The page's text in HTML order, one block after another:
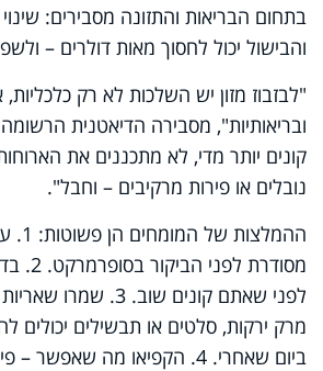
בתחום הבריאות והתזונה מסבירים:
והבישול יכול לחסוך מאות דולרים –
"לבזבוז מזון יש השלכות לא רק
ובריאותיות", מסבירה הדיאטנית
קונים יותר מדי, לא מתכננים את
נובלים או פירות מרקיבים – וחבל".
מסודרת
לפני שאתם קונים שוב.
מרק ירקות, סלטים או תבשילים יכולים
ביום שאחרי. 4. הקפיאו מה